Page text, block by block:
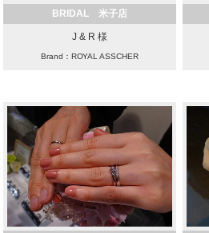
BRIDAL 米子店
J & R 様
Brand：ROYAL ASSCHER